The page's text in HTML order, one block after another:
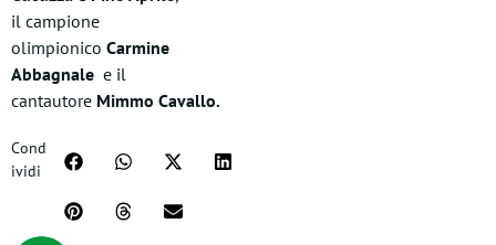
il campione
olimpionico Carmine
Abbagnale e il
cantautore Mimmo Cavallo.
Cond
ividi